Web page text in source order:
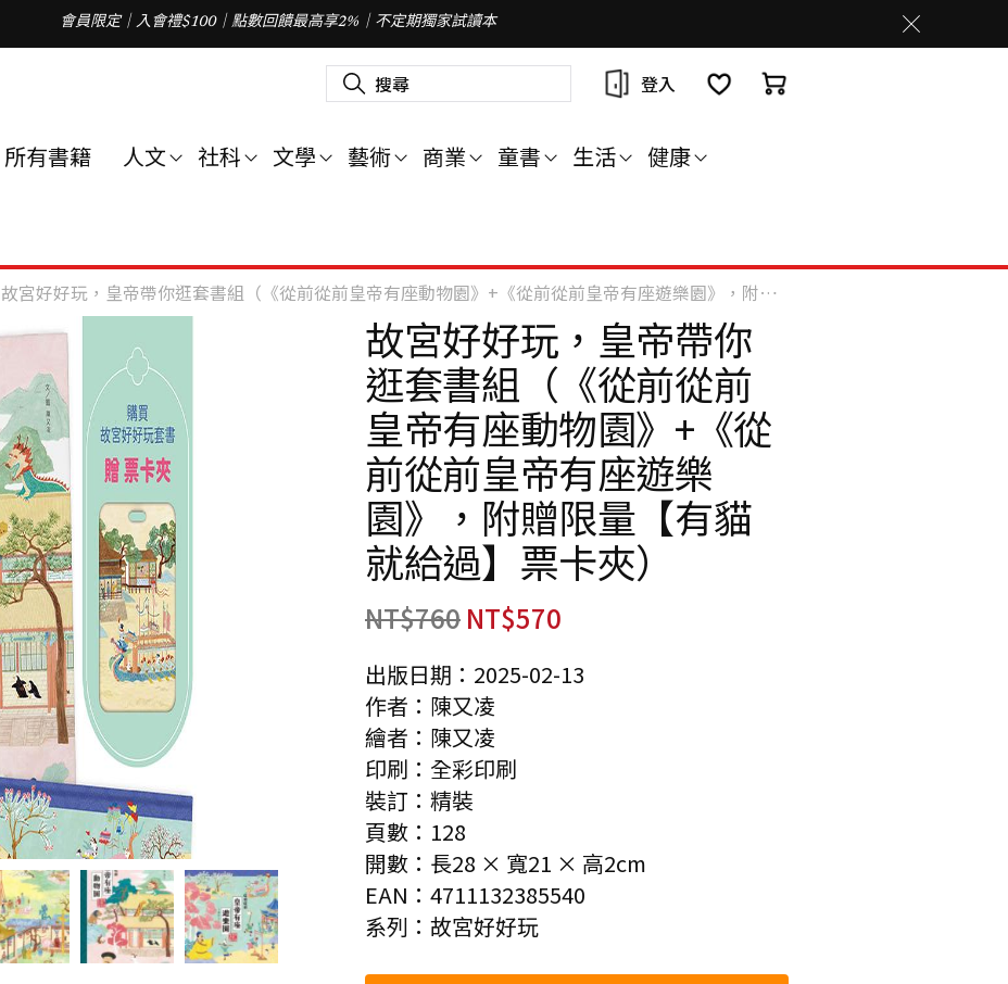
會員限定｜入會禮$100｜點數回饋最高享2%｜不定期獨家試讀本
搜
尋
字
登入
所有書籍 人文 社科 文學 藝術 商業 童書 生活 健康
故宮好好玩，皇帝帶你逛套書組（《從前從前皇帝有座動物園》+《從前從前皇帝有座遊樂園》，附贈限量【有貓就給過】票卡夾）
故宮好好玩，皇帝帶你
逛套書組（《從前從前
皇帝有座動物園》+《從
前從前皇帝有座遊樂
園》，附贈限量【有貓
就給過】票卡夾）
NT$760 NT$570
出版日期：2025-02-13
作者：陳又凌
繪者：陳又凌
印刷：全彩印刷
裝訂：精裝
頁數：128
開數：長28 × 寬21 × 高2cm
EAN：4711132385540
系列：故宮好好玩